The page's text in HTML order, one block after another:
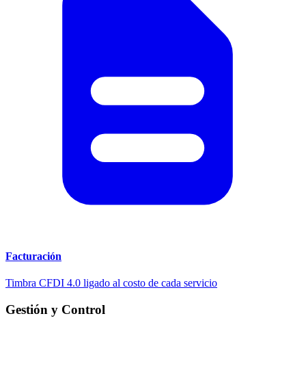
Facturación
Timbra CFDI 4.0 ligado al costo de cada servicio
Gestión y Control